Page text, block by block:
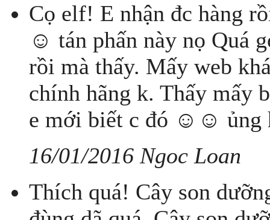
Cọ elf! E nhận đc hàng
☺ tán phấn này nọ Quá
rồi mà thấy. Mấy web
chính hãng k. Thấy mấy
e mới biết c đó ☺☺ ủng
16/01/2016 Ngoc Loan
Thích quá! Cây son